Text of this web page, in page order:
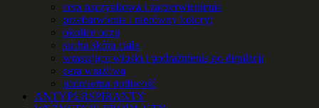
cera naczynkowa i zaczerwienienia
przebarwienia i nierówny koloryt
okolice oczu
sucha skóra ciała
wrastające włoski i podrażnienia po depilacji
cera wrażliwa
nadmierna potliwość
ANTYPERSPIRANTY